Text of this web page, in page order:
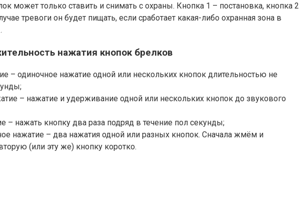
может только ставить и снимать с охраны. Кнопка 1 – постановка, кнопка 2
тревоги он будет пищать, если сработает какая-либо охранная зона в
нажатия кнопок брелков
– одиночное нажатие одной или нескольких кнопок длительностью не
– нажатие и удерживание одной или нескольких кнопок до звукового
– нажать кнопку два раза подряд в течение пол секунды;
нажатие – два нажатия одной или разных кнопок. Сначала жмём и
(или эту же) кнопку коротко.